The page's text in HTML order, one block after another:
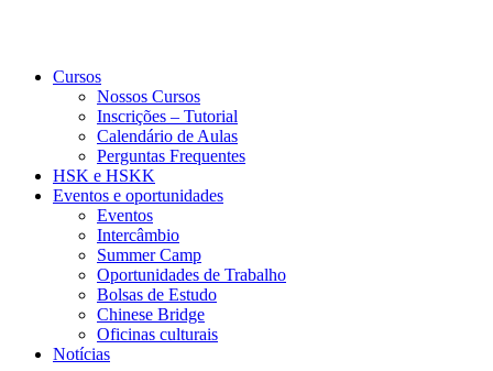
Cursos
Nossos Cursos
Inscrições – Tutorial
Calendário de Aulas
Perguntas Frequentes
HSK e HSKK
Eventos e oportunidades
Eventos
Intercâmbio
Summer Camp
Oportunidades de Trabalho
Bolsas de Estudo
Chinese Bridge
Oficinas culturais
Notícias